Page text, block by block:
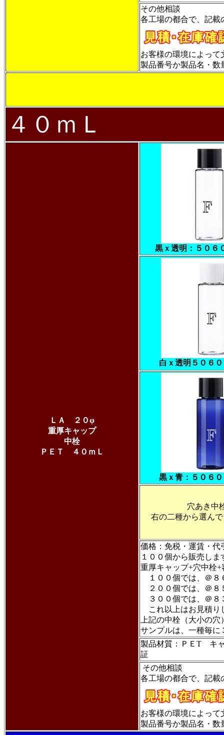
その他相談
各工場の都合で、記載
お客様の環境によって
製品番号か製品名・数
４０ｍＬ
ＬＡ ２０φ
重厚キャップ
中栓
ＰＥＴ ４０ｍＬ
黒ｘ透明：５０６
白ｘ透明５０６
黒ｘ青：５０６
穴あき中
右の二種から選ん
価格：免税・運賃・
１００個から販売し
重厚キャップ+穴中
１００個では、＠
２００個では、＠８
３００個では、＠
これ以上はお見積り
上記の中栓（大小の
サンプルは、一種毎に
製品材質：ＰＥT キ
証
その他相談
各工場の都合で、記載
お客様の環境によって
製品番号か製品名・数